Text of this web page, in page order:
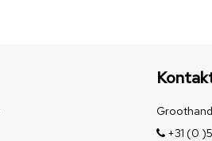
+31 (0